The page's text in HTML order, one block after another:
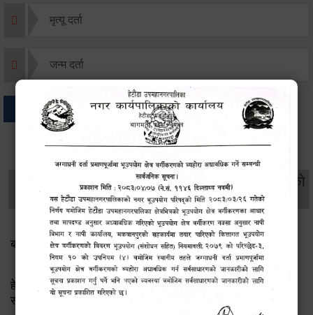
मृत्यू दर्ता
जन्म दर्ता
थप विवरणहरु
सामाजिक सुरक्षा तथा
व्यक्तिगत घटना दर्ता
महिला
विकास
वातावरण
सूचनाको
बाल भेला तथा योजना तर्जुमा सम्बन्धी सूचना
हेटौंडा उपमहानगरपालिका: लैङ्गिक समानता तथा सामाजिक
समावेशीकरण परीक्षण प्रतिवेदन २०८२